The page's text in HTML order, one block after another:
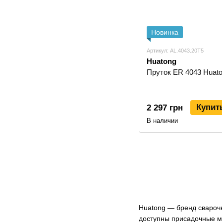
Huatong — бренд
доступны присадочные
Новинка
Артикул: AL.4043.20T5
Huatong
Пруток ER 4043
2 297 грн
В наличии